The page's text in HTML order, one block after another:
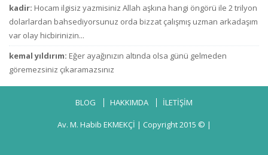
kadir: Hocam ilgisiz yazmisiniz Allah aşkına hangi öngörü ile 2 trilyon
dolarlardan bahsediyorsunuz orda bizzat çalışmış uzman arkadaşım
var olay hicbirinizin...
kemal yıldırım: Eğer ayağınızın altında olsa günü gelmeden
göremezsiniz çıkaramazsınız
BLOG HAKKIMDA İLETİŞİM
Av. M. Habib EKMEKÇİ | Copyright 2015 © |